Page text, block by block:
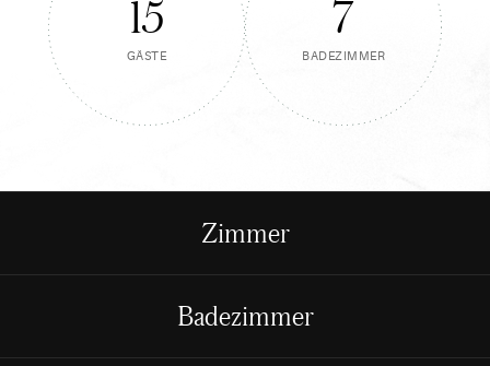
15
GÄSTE
7
BADEZIMMER
Informationen
Zimmer
Badezimmer